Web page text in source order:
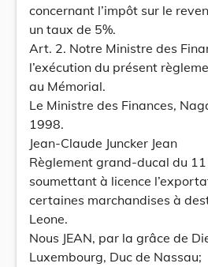
concernant l’impôt sur le
un taux de 5%.
Art. 2. Notre Ministre des
l’exécution du présent
au Mémorial.
Le Ministre des Finances,
1998.
Jean-Claude Juncker Jean
Règlement grand-ducal du
soumettant à licence
certaines marchandises à
Leone.
Nous JEAN, par la grâce de
Luxembourg, Duc de Nassau;